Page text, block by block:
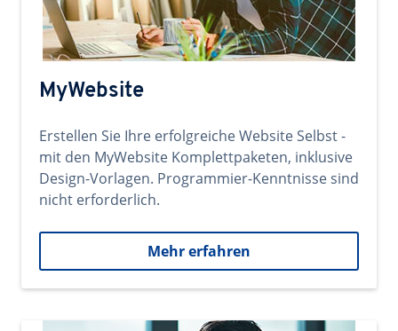
MyWebsite
Erstellen Sie Ihre erfolgreiche Website Selbst -
mit den MyWebsite Komplettpaketen, inklusive
Design-Vorlagen. Programmier-Kenntnisse sind
nicht erforderlich.
Mehr erfahren